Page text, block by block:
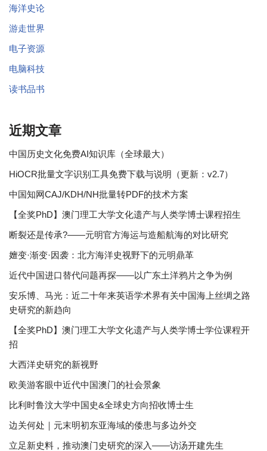
海洋史论
游走世界
电子资源
电脑科技
读书品书
近期文章
中国历史文化免费AI知识库（全球最大）
HiOCR批量文字识别工具免费下载与说明（更新：v2.7）
中国知网CAJ/KDH/NH批量转PDF的技术方案
【全奖PhD】澳门理工大学文化遗产与人类学博士课程招生
断裂还是传承?——元明官方海运与造船航海的对比研究
嬗变·渐变·因袭：北方海洋史视野下的元明鼎革
近代中国进口替代问题再探——以广东土洋鸦片之争为例
安乐博、马光：近二十年来英语学术界有关中国海上丝绸之路
史研究的新趋向
【全奖PhD】澳门理工大学文化遗产与人类学博士学位课程开
招
大西洋史研究的新视野
欧美游客眼中近代中国澳门的社会景象
比利时鲁汶大学中国史&全球史方向招收博士生
边关何处｜元末明初东亚海域的倭患与多边外交
立足新史料，推动澳门史研究的深入——访汤开建先生